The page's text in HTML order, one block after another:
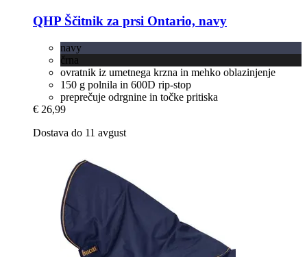
QHP Ščitnik za prsi Ontario, navy
navy
črna
ovratnik iz umetnega krzna in mehko oblazinjenje
150 g polnila in 600D rip-stop
preprečuje odrgnine in točke pritiska
€ 26,99
Dostava do 11 avgust